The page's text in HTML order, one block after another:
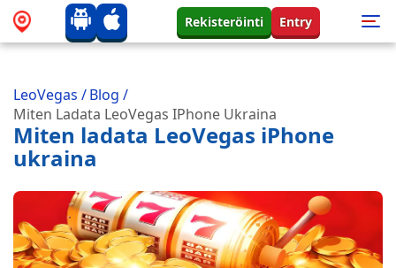
Rekisteröinti Entry
LeoVegas /Blog /
Miten Ladata LeoVegas IPhone Ukraina
Miten ladata LeoVegas iPhone
ukraina